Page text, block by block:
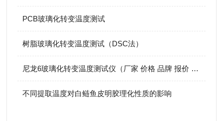
PCB玻璃化转变温度测试
树脂玻璃化转变温度测试（DSC法）
尼龙6玻璃化转变温度测试仪（厂家 价格 品牌 报价 参数）
不同提取温度对白鲢鱼皮明胶理化性质的影响